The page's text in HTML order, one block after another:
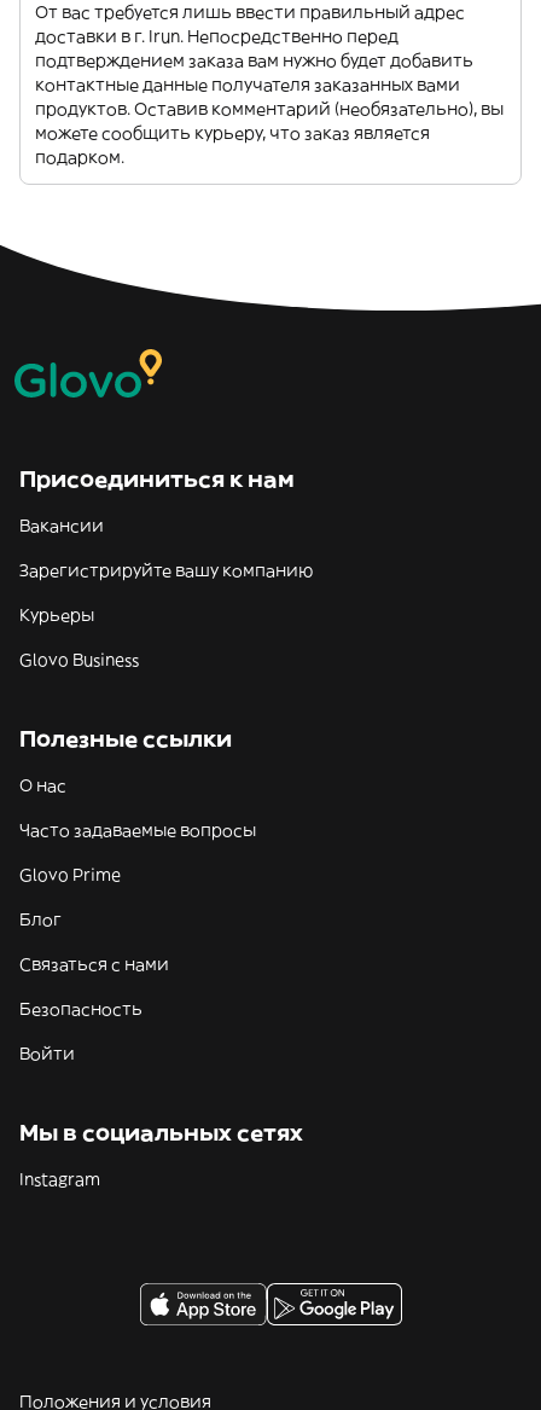
От вас требуется лишь ввести правильный адрес
доставки в г. Irun. Непосредственно перед
подтверждением заказа вам нужно будет добавить
контактные данные получателя заказанных вами
продуктов. Оставив комментарий (необязательно), вы
можете сообщить курьеру, что заказ является
подарком.
Присоединиться к нам
Вакансии
Зарегистрируйте вашу компанию
Курьеры
Glovo Business
Полезные ссылки
О нас
Часто задаваемые вопросы
Glovo Prime
Блог
Связаться с нами
Безопасность
Войти
Мы в социальных сетях
Instagram
Положения и условия